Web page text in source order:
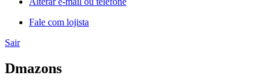
Fale com lojista
Sair
Dmazons